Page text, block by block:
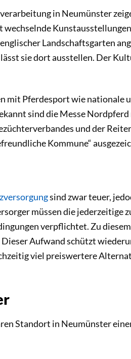
in Neumünster
Landschaftsgarten
sie dort ausstellen. Der
mit Pferdesport wie nationale
sind die Messe
und der
Kommune“
sind zwar teuer,
müssen die jederzeitige
verpflichtet. Zu
Aufwand schützt
viel preiswertere
Standort in Neumünster